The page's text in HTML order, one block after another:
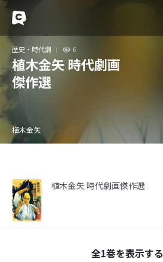
歴史・時代劇 6
植木金矢 時代劇画
傑作選
植木金矢
植木金矢 時代劇画傑作選
全1巻を表示する